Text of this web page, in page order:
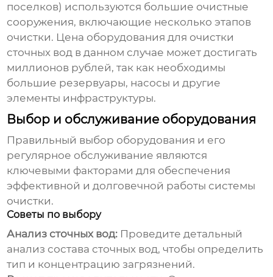
поселков) используются большие очистные
сооружения, включающие несколько этапов
очистки. Цена оборудования для очистки
сточных вод в данном случае может достигать
миллионов рублей, так как необходимы
большие резервуары, насосы и другие
элементы инфраструктуры.
Выбор и обслуживание оборудования
Правильный выбор оборудования и его
регулярное обслуживание являются
ключевыми факторами для обеспечения
эффективной и долговечной работы системы
очистки.
Советы по выбору
Анализ сточных вод: Проведите детальный
анализ состава сточных вод, чтобы определить
тип и концентрацию загрязнений.